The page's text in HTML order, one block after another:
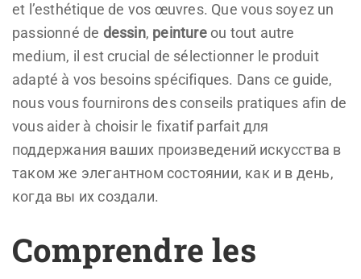
et l’esthétique de vos œuvres. Que vous soyez un
passionné de dessin, peintureou tout autre
medium, il est crucial de sélectionner le produit
adapté à vos besoins spécifiques. Dans ce guide,
nous vous fournirons des conseils pratiques afin de
vous aider à choisir le fixatif parfait для
поддержания ваших произведений искусства в
таком же элегантном состоянии, как и в день,
когда вы их создали.
Comprendre les